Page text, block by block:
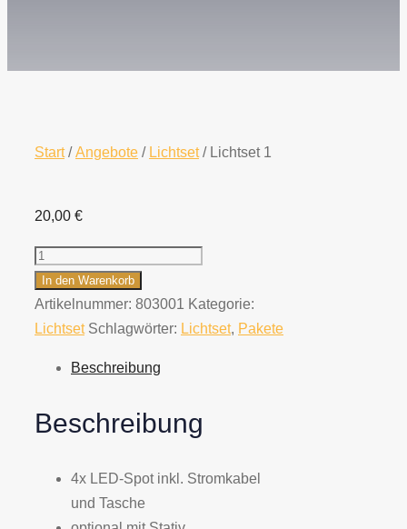
Start/Angebote / Lichtset/ Lichtset 1
20,00 €
Lichtset
Menge
In den Warenkorb
Artikelnummer: 803001 Kategorie:
Lichtset Schlagwörter: Lichtset, Pakete
Beschreibung
Beschreibung
4x LED-Spot inkl. Stromkabel
und Tasche